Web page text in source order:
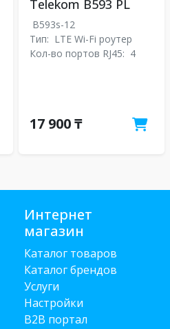
Telekom B593 PL
B593s-12
Тип: LTE Wi-Fi роутер
Кол-во портов RJ45: 4
17 900 ₸
Интернет
магазин
Каталог товаров
Каталог брендов
Услуги
Настройки
B2B портал